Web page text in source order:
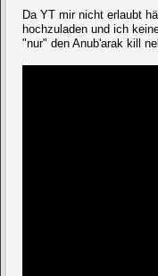
Da YT mir nicht erlaubt
hochzuladen und ich
"nur" den Anub'arak kill